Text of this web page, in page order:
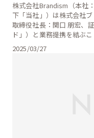
株式会社Brandism（本社
下「当社」）は株式会社
取締役社長：関口 朋宏、
ド」）と業務提携を結ぶ
2025/03/27